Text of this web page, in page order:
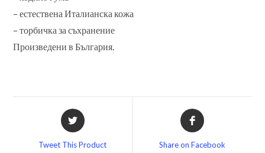
– естествена Италианска кожа
– торбичка за съхранение
Произведени в България.
Opens
in
Tweet This Product
Opens
in
Share on Facebook